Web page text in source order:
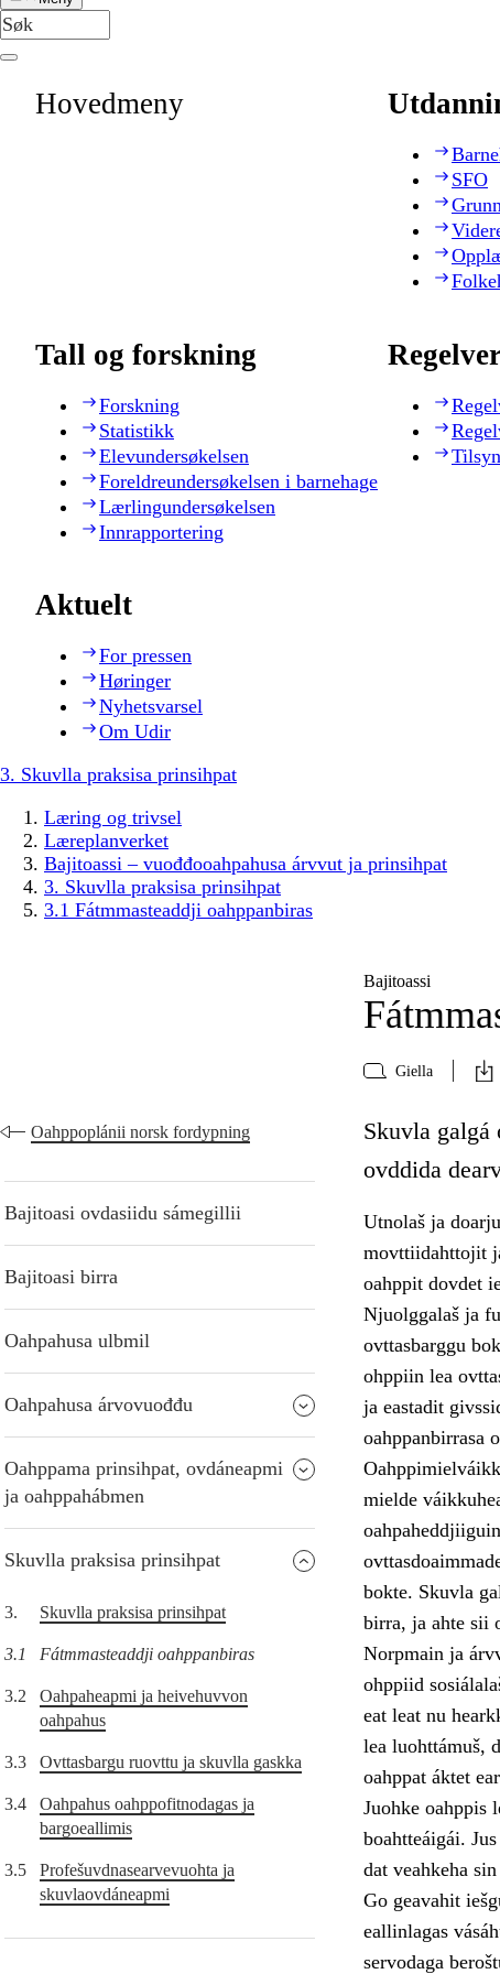
Hovedmeny
SFO
Tall og forskning
Forskning
Statistikk
Elevundersøkelsen
Foreldreundersøkelsen i barnehage
Lærlingundersøkelsen
Innrapportering
Tilsyn
Aktuelt
For pressen
Høringer
Nyhetsvarsel
Om Udir
3. Skuvlla praksisa prinsihpat
Læring og trivsel
Læreplanverket
Bajitoassi – vuođđooahpahusa árvvut ja prinsihpat
3. Skuvlla praksisa prinsihpat
3.1 Fátmmasteaddji oahppanbiras
Bajitoassi
Giella
Oahppoplánii norsk fordypning
Bajitoasi ovdasiidu sámegillii
Bajitoasi birra
Oahpahusa ulbmil
Oahpahusa árvovuođđu
Oahppama prinsihpat, ovdáneapmi
ja oahppahábmen
Skuvlla praksisa prinsihpat
3. Skuvlla praksisa prinsihpat
3.1 Fátmmasteaddji oahppanbiras
3.2
Oahpaheapmi ja heivehuvvon
oahpahus
3.3 Ovttasbargu ruovttu ja skuvlla gaskka
3.4
Oahpahus oahppofitnodagas ja
bargoeallimis
3.5
Profešuvdnasearvevuohta ja
skuvlaovdáneapmi
Skuvla galgá
ovddida
Utnolaš ja
movttiidahttojit
oahppit dovdet
Njuolggalaš ja
ovttasbarggu
ohppiin lea
ja eastadit
oahppanbirrasa
mielde
bokte. Skuvla
birra, ja ahte sii
Norpmain ja
ohppiid
eat leat nu
lea luohttámuš,
oahppat áktet
Juohke oahppis
boahtteáigái.
dat veahkeha
Go geavahit
eallinlagas
servodaga